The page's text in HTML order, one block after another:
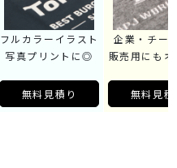
フルカラーイラスト
写真プリントに◎
無料見積り
企業・チー
販売用にも
無料見積